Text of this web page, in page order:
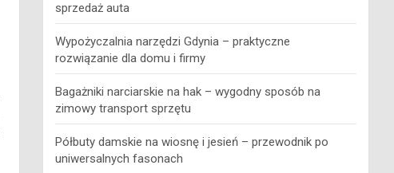
sprzedaż auta
Wypożyczalnia narzędzi Gdynia – praktyczne
rozwiązanie dla domu i firmy
Bagażniki narciarskie na hak – wygodny sposób na
zimowy transport sprzętu
Półbuty damskie na wiosnę i jesień – przewodnik po
uniwersalnych fasonach